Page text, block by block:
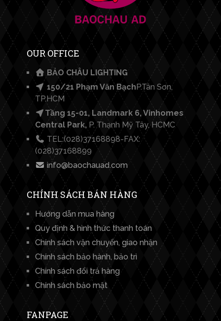
OUR OFFICE
BẢO CHÂU LIGHTING​
150/21 Phạm Văn BạchP.Tân Sơn,
TP.HCM
Tầng 15-01, Landmark 6, Vinhomes
Central Park, P. Thạnh Mỹ Tây, HCMC
TEL:(028)37168898-FAX:
(028)37168899
info@baochauad.com
CHÍNH SÁCH BÁN HÀNG
Hướng dẫn mua hàng
Quy định & hình thức thanh toán
Chính sách vận chuyển, giao nhận
Chính sách bảo hành, bảo trì
Chính sách đổi trả hàng
Chính sách bảo mật
FANPAGE